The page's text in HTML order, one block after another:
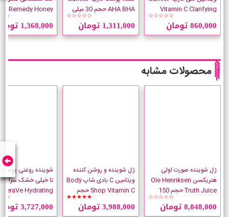
Vitamin C Clarifying
☆☆☆☆☆
860,000 تومان
AHA BHA حجم 30 میلی
☆☆☆☆☆
1,311,000 تومان
Remedy Honey
1,368,000 تومان
محصولات مشابه
ژل شوینده صورت اولی
هنریکسن Ole Henriksen
Truth Juice حجم 150
☆☆☆☆☆
8,048,000 تومان
ژل شوینده و روشن کننده
ویتامین C بادی شاپ Body
Shop Vitamin C حجم
★★★★★
3,988,000 تومان
شوینده روغنی پوست
تا خیلی خشک سراوی
CeraVe Hydrating
میلی لیتر
3,727,000 تومان